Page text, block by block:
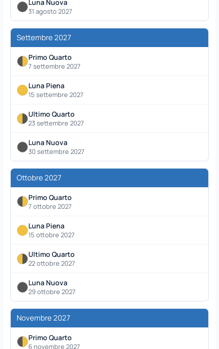
Luna Nuova
31 agosto 2027
Settembre 2027
Primo Quarto
7 settembre 2027
Luna Piena
15 settembre 2027
Ultimo Quarto
23 settembre 2027
Luna Nuova
30 settembre 2027
Ottobre 2027
Primo Quarto
7 ottobre 2027
Luna Piena
15 ottobre 2027
Ultimo Quarto
22 ottobre 2027
Luna Nuova
29 ottobre 2027
Novembre 2027
Primo Quarto
6 novembre 2027